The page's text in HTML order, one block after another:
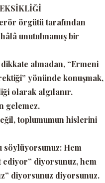
örgütü tarafından
unutulmamış bir
dikkate almadan, “Ermeni
yönünde konuşmak,
olarak algılanır.
gelemez.
toplumumun hislerini
söylüyorsunuz: Hem
ediyor” diyorsunuz, hem
diyorsunuz diyorsunuz.